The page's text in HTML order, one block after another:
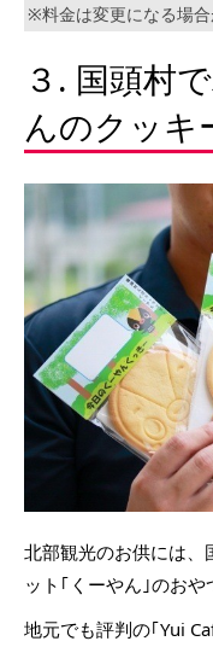
※料金は変更になる場
３. 国頭村
んのクッキ
北部観光のお供には、
ット｢くーやん｣のおや
地元でも評判の｢Yui